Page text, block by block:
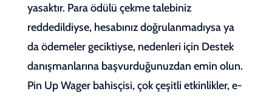
yasaktır. Para ödülü çekme talebiniz
reddedildiyse, hesabınız doğrulanmadıysa ya
da ödemeler geciktiyse, nedenleri için Destek
danışmanlarına başvurduğunuzdan emin olun.
Pin Up Wager bahisçisi, çok çeşitli etkinlikler, e-